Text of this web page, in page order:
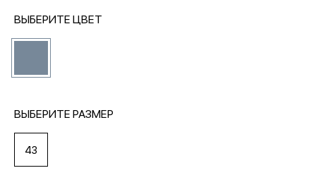
ОПЛАТА И ДОСТАВКА
Вход в личный кабинет
ВЫБЕРИТЕ ЦВЕТ
ВЫБЕРИТЕ РАЗМЕР
43